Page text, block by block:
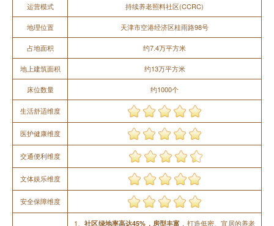
运营模式 持续养老照料社区(CCRC)
地理位置 天津市空港经济区桂雨路98号
占地面积 约7.4万平方米
地上建筑面积 约13万平方米
床位数量 约1000个
生活舒适维度
医护健康维度
交通便利维度
文体娱乐维度
安全保障维度
1、社区绿地率高达45%，房型丰富 ，打造低密、宜居的养老